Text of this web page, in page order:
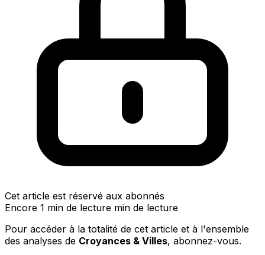
Cet article est réservé aux abonnés
Encore 1 min de lecture min de lecture
Pour accéder à la totalité de cet article et à l'ensemble
des analyses de Croyances & Villes, abonnez-vous.